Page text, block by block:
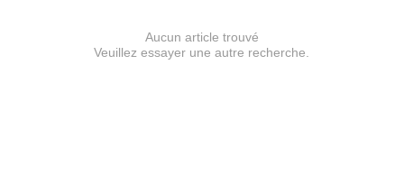
Aucun article trouvé
Veuillez essayer une autre recherche.